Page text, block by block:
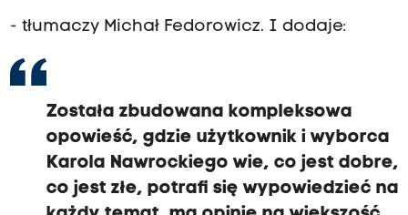
- tłumaczy Michał Fedorowicz. I dodaje:
Została zbudowana kompleksowa
opowieść, gdzie użytkownik i wyborca
Karola Nawrockiego wie, co jest dobre,
co jest złe, potrafi się wypowiedzieć na